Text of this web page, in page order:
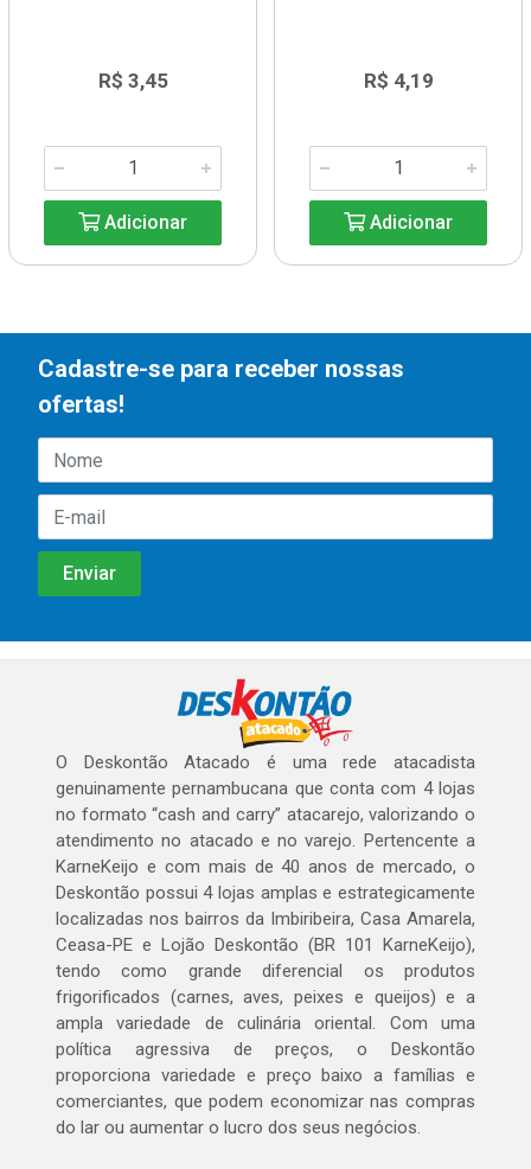
R$ 3,45
Adicionar
R$ 4,19
Adicionar
Cadastre-se para receber nossas
ofertas!
O Deskontão Atacado é uma rede atacadista
genuinamente pernambucana que conta com 4 lojas
no formato “cash and carry” atacarejo, valorizando o
atendimento no atacado e no varejo. Pertencente a
KarneKeijo e com mais de 40 anos de mercado, o
Deskontão possui 4 lojas amplas e estrategicamente
localizadas nos bairros da Imbiribeira, Casa Amarela,
Ceasa-PE e Lojão Deskontão (BR 101 KarneKeijo),
tendo como grande diferencial os produtos
frigorificados (carnes, aves, peixes e queijos) e a
ampla variedade de culinária oriental. Com uma
política agressiva de preços, o Deskontão
proporciona variedade e preço baixo a famílias e
comerciantes, que podem economizar nas compras
do lar ou aumentar o lucro dos seus negócios.